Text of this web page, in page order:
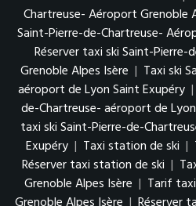
Chartreuse- Aéroport Grenoble
Saint-Pierre-de-Chartreuse-
Réserver taxi ski Saint-
Grenoble Alpes Isère | Taxi ski
aéroport de Lyon Saint Exupéry |
de-Chartreuse- aéroport de
taxi ski Saint-Pierre-de-
Exupéry | Taxi station de ski |
Réserver taxi station de ski |
Grenoble Alpes Isère | Tarif